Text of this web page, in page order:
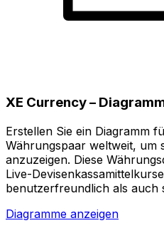
XE Currency –
Erstellen Sie ein Diagramm
Währungspaar weltweit, um
anzuzeigen. Diese
Live-
benutzerfreundlich als auch
Diagramme anzeigen